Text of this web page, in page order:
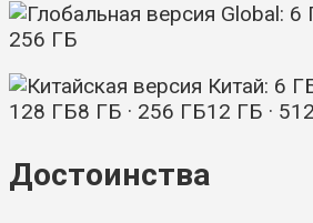
Global: 6
256 ГБ
Китай: 6
128 ГБ8 ГБ · 256 ГБ12 ГБ ·
Достоинства